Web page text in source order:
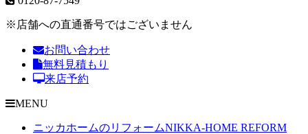
※店舗への直通番号ではございません
お問い合わせ
無料見積もり
来店予約
MENU
ニッカホームのリフォームNIKKA-HOME REFORM